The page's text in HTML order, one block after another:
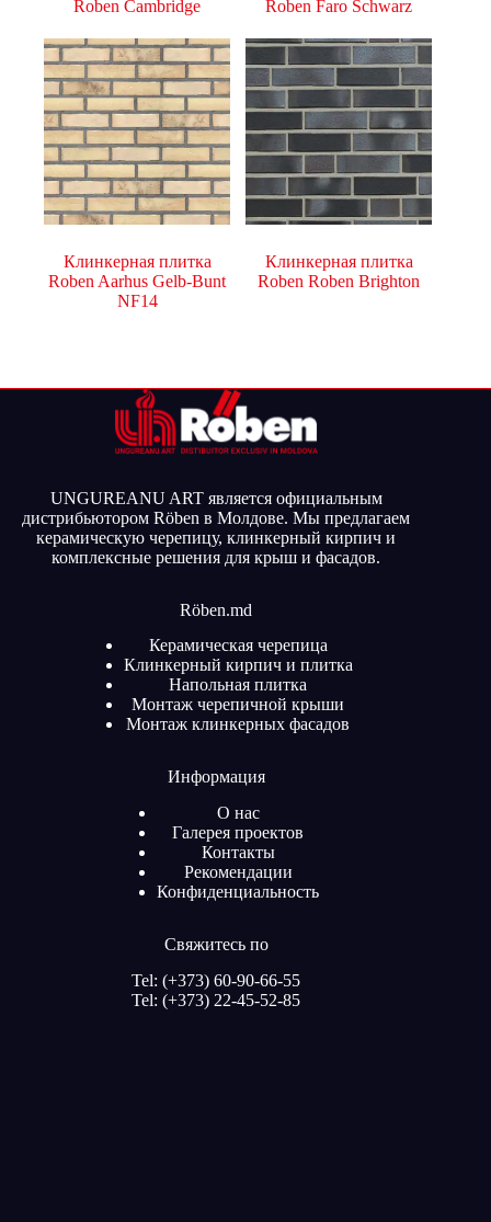
Roben Cambridge
Roben Faro Schwarz
Клинкерная плитка
Roben Aarhus Gelb-Bunt
NF14
Клинкерная плитка
Roben Roben Brighton
UNGUREANU ART является официальным
дистрибьютором Röben в Молдове. Мы предлагаем
керамическую черепицу, клинкерный кирпич и
комплексные решения для крыш и фасадов.
Röben.md
Керамическая черепица
Клинкерный кирпич и плитка
Напольная плитка
Монтаж черепичной крыши
Монтаж клинкерных фасадов
Информация
О нас
Галерея проектов
Контакты
Рекомендации
Конфиденциальность
Свяжитесь по
Tel: (+373) 60-90-66-55
Tel: (+373) 22-45-52-85